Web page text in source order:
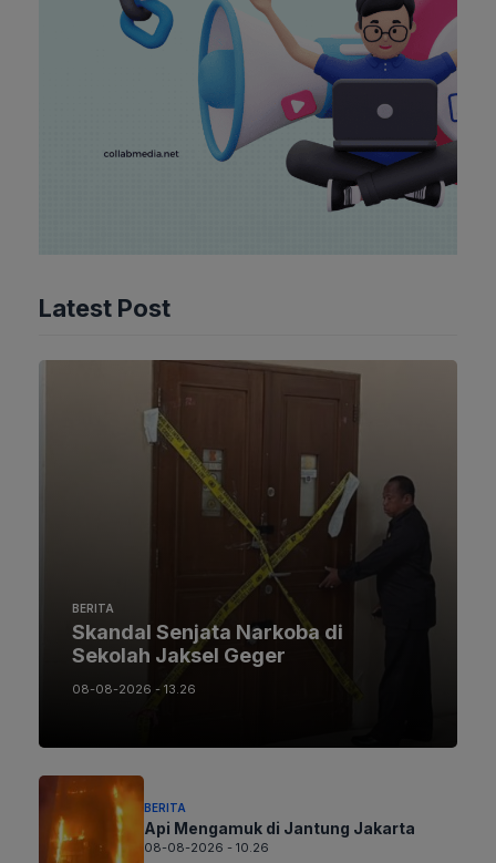
Latest Post
BERITA
Skandal Senjata Narkoba di
Sekolah Jaksel Geger
08-08-2026 - 13.26
BERITA
Api Mengamuk di Jantung Jakarta
08-08-2026 - 10.26